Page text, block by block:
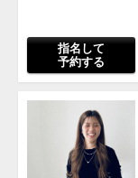
指名して
予約する